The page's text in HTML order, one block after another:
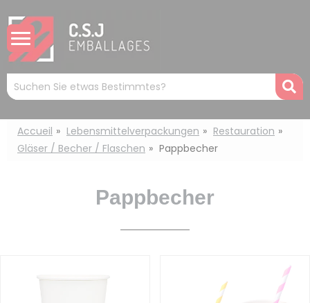
Mots
clés
:
Accueil Lebensmittelverpackungen
Restauration
Gläser / Becher / Flaschen
Pappbecher
Pappbecher